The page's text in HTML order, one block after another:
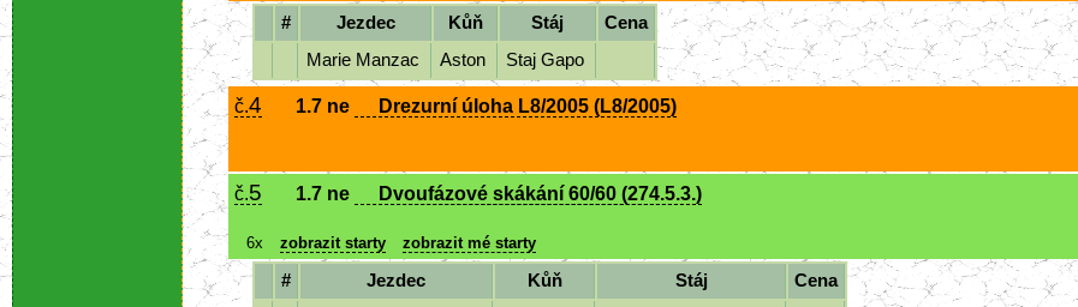
# Jezdec Kůň Stáj
Cena
Marie Manzac
Aston Staj Gapo
č.4 1.7 ne Drezurní úloha L8/2005 (L8/2005)
č.5 1.7 ne Dvoufázové skákání 60/60 (274.5.3.)
6x zobrazit starty zobrazit mé starty
# Jezdec Kůň Stáj
Cena